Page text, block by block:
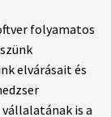
folyamatos
elvárásait és
is a